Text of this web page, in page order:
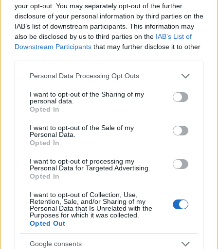
your opt-out. You may separately opt-out of the further
disclosure of your personal information by third parties on the
IAB’s list of downstream participants. This information may
also be disclosed by us to third parties on the IAB’s List of
Downstream Participants that may further disclose it to other
Please note that this website/app uses one or more Google
not limited to your visit or usage behaviour. You may click to
grant or deny consent to Google and its third-party tags to
use your data for below specified purposes in below Google
consent section.
Personal Data Processing Opt Outs
I want to opt-out of the Sharing of my
personal data.
Opted In
I want to opt-out of the Sale of my
Personal Data.
Opted In
I want to opt-out of processing my
Personal Data for Targeted Advertising.
Opted In
I want to opt-out of Collection, Use,
Retention, Sale, and/or Sharing of my
Personal Data that Is Unrelated with the
Purposes for which it was collected.
Opted Out
Google consents
Kéthónapos a Tisza-kormány: íme a mérleg!
ELEMZÉSEK
Uniós források: íme a teendők, amelyek a
pénzek érkezéséhez még szükségesek